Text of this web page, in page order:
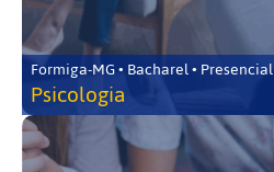
Formiga-MG • Bacharel • Presencial
Psicologia